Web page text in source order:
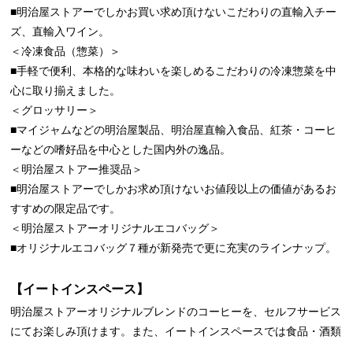
■明治屋ストアーでしかお買い求め頂けないこだわりの直輸入チー
ズ、直輸入ワイン。
＜冷凍食品（惣菜）＞
■手軽で便利、本格的な味わいを楽しめるこだわりの冷凍惣菜を中
心に取り揃えました。
＜グロッサリー＞
■マイジャムなどの明治屋製品、明治屋直輸入食品、紅茶・コーヒ
ーなどの嗜好品を中心とした国内外の逸品。
＜明治屋ストアー推奨品＞
■明治屋ストアーでしかお求め頂けないお値段以上の価値があるお
すすめの限定品です。
＜明治屋ストアーオリジナルエコバッグ＞
■オリジナルエコバッグ７種が新発売で更に充実のラインナップ。
【イートインスペース】
明治屋ストアーオリジナルブレンドのコーヒーを、セルフサービス
にてお楽しみ頂けます。また、イートインスペースでは食品・酒類